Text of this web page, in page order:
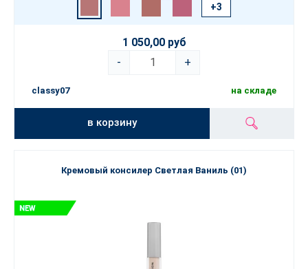
+3
1 050,00 руб
-
+
classy07 на складе
в корзину
Кремовый консилер Светлая Ваниль (01)